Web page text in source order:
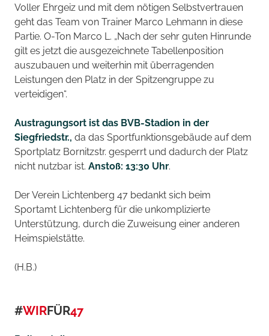
Voller Ehrgeiz und mit dem nötigen Selbstvertrauen
geht das Team von Trainer Marco Lehmann in diese
Partie. O-Ton Marco L. „Nach der sehr guten Hinrunde
gilt es jetzt die ausgezeichnete Tabellenposition
auszubauen und weiterhin mit überragenden
Leistungen den Platz in der Spitzengruppe zu
verteidigen“.
Austragungsort ist das BVB-Stadion in der
Siegfriedstr., da das Sportfunktionsgebäude auf dem
Sportplatz Bornitzstr. gesperrt und dadurch der Platz
nicht nutzbar ist. Anstoß: 13:30 Uhr.
Der Verein Lichtenberg 47 bedankt sich beim
Sportamt Lichtenberg für die unkomplizierte
Unterstützung, durch die Zuweisung einer anderen
Heimspielstätte.
(H.B.)
#WIRFÜR47